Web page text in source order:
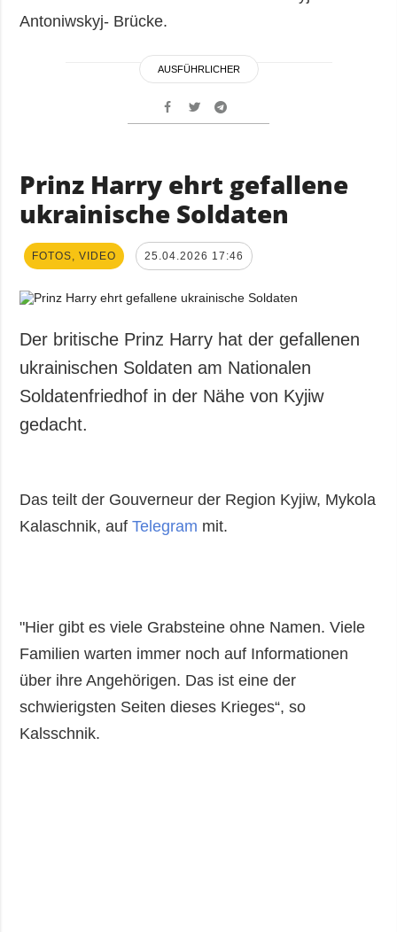
Antoniwskyj- Brücke.
AUSFÜHRLICHER
Prinz Harry ehrt gefallene
ukrainische Soldaten
FOTOS, VIDEO 25.04.2026 17:46
Der britische Prinz Harry hat der gefallenen
ukrainischen Soldaten am Nationalen
Soldatenfriedhof in der Nähe von Kyjiw
gedacht.
Das teilt der Gouverneur der Region Kyjiw, Mykola
Kalaschnik, aufTelegram mit.
"Hier gibt es viele Grabsteine ohne Namen. Viele
Familien warten immer noch auf Informationen
über ihre Angehörigen. Das ist eine der
schwierigsten Seiten dieses Krieges“, so
Kalsschnik.